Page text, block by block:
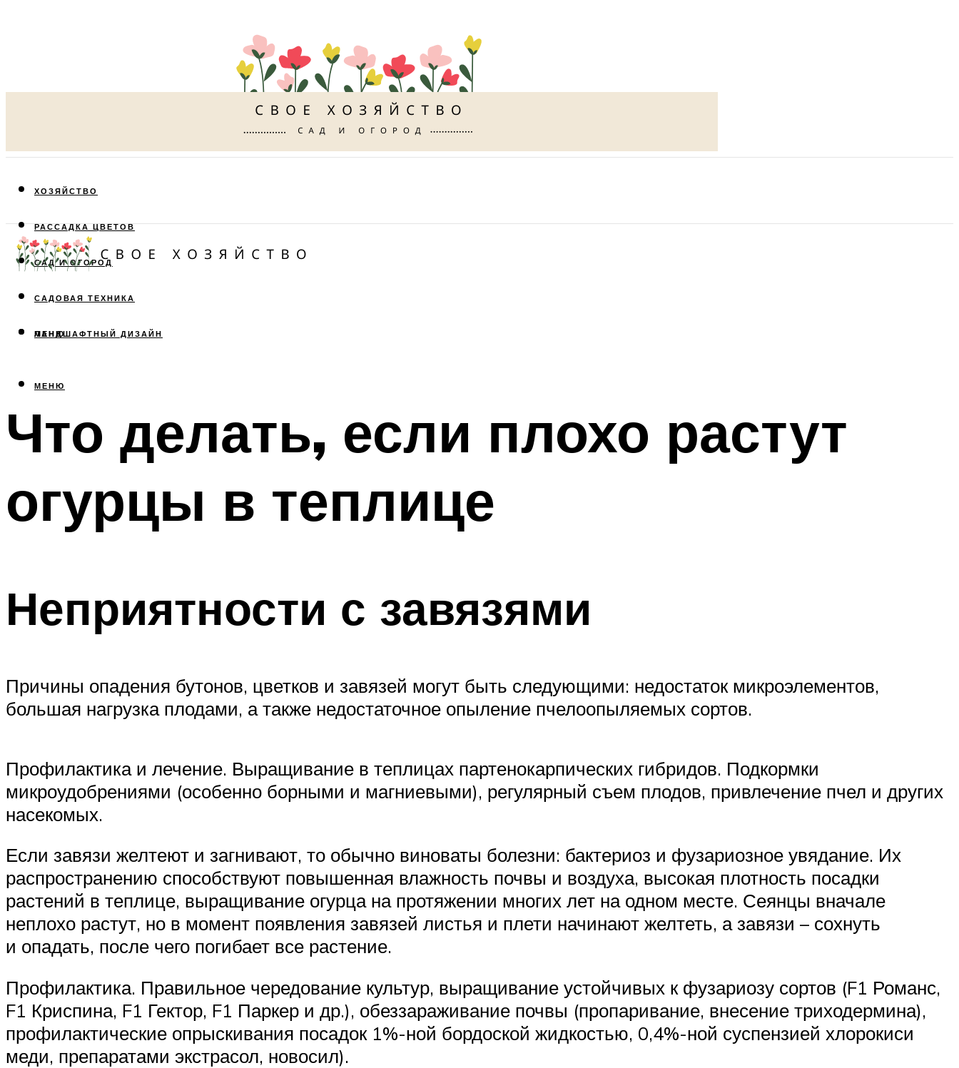
ХОЗЯЙСТВО
РАССАДКА ЦВЕТОВ
САД И ОГОРОД
САДОВАЯ ТЕХНИКА
ЛАНДШАФТНЫЙ ДИЗАЙН
МЕНЮ
МЕНЮ
Что делать, если плохо растут
огурцы в теплице
Неприятности с завязями
Причины опадения бутонов, цветков и завязей могут быть следующими: недостаток микроэлементов,
большая нагрузка плодами, а также недостаточное опыление пчелоопыляемых сортов.
Профилактика и лечение. Выращивание в теплицах партенокарпических гибридов. Подкормки
микроудобрениями (особенно борными и магниевыми), регулярный съем плодов, привлечение пчел и других
насекомых.
Если завязи желтеют и загнивают, то обычно виноваты болезни: бактериоз и фузариозное увядание. Их
распространению способствуют повышенная влажность почвы и воздуха, высокая плотность посадки
растений в теплице, выращивание огурца на протяжении многих лет на одном месте. Сеянцы вначале
неплохо растут, но в момент появления завязей листья и плети начинают желтеть, а завязи – сохнуть
и опадать, после чего погибает все растение.
Профилактика. Правильное чередование культур, выращивание устойчивых к фузариозу сортов (F1 Романс,
F1 Криспина, F1 Гектор, F1 Паркер и др.), обеззараживание почвы (пропаривание, внесение триходермина),
профилактические опрыскивания посадок 1%-ной бордоской жидкостью, 0,4%-ной суспензией хлорокиси
меди, препаратами экстрасол, новосил).